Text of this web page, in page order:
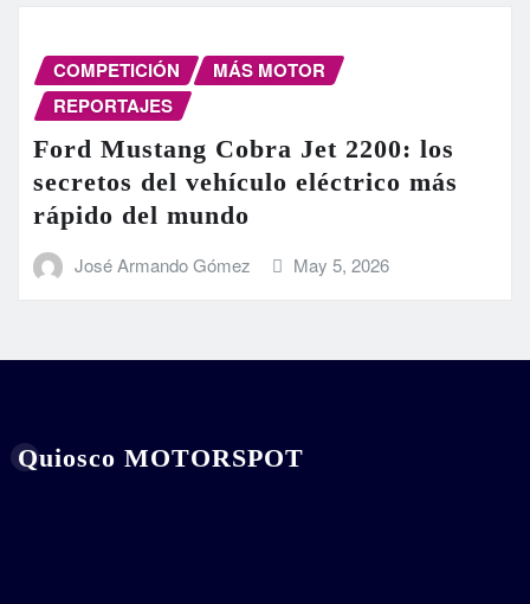
COMPETICIÓN
MÁS MOTOR
REPORTAJES
Ford Mustang Cobra Jet 2200: los
secretos del vehículo eléctrico más
rápido del mundo
José Armando Gómez May 5, 2026
Quiosco MOTORSPOT